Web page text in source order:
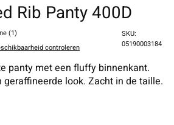
Rib Panty 400D
(1)
controleren
SKU:
05190003184
panty met een fluffy binnenkant.
geraffineerde look. Zacht in de taille.